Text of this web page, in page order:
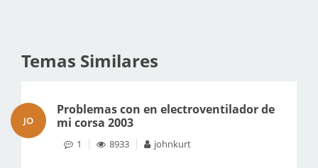
Temas Similares
JO
Problemas con en electroventilador de
mi corsa 2003
1 8933 johnkurt